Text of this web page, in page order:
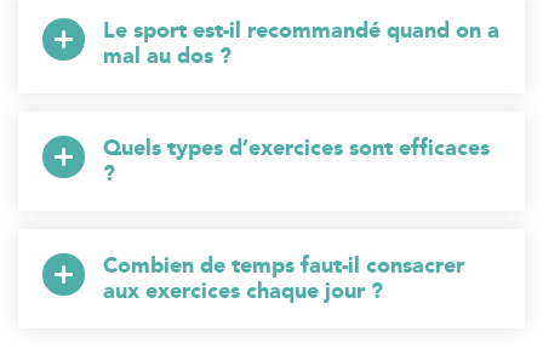
Le sport est-il recommandé quand on a
mal au dos ?
Quels types d’exercices sont efficaces
?
Combien de temps faut-il consacrer
aux exercices chaque jour ?